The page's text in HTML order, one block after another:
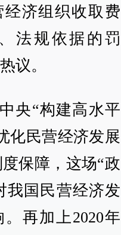
济组织收取费
法规依据的罚
议。
央“构建高水平
化民营经济发展
保障，这场“政
我国民营经济发
再加上2020年